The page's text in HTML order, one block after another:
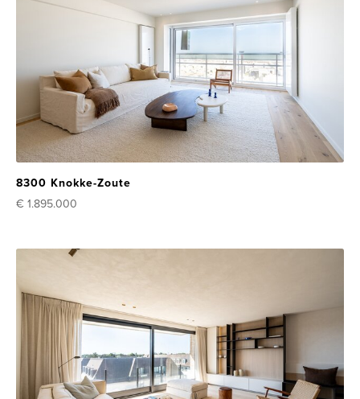
8300 Knokke-Zoute
€ 1.895.000